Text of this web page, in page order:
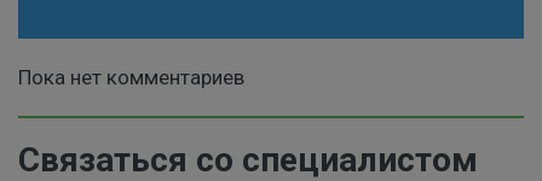
Пока нет комментариев
Связаться со специалистом